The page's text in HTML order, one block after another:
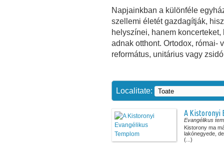
Napjainkban a különféle
szellemi életét gazdagítják,
helyszínei, hanem
adnak otthont. Ortodox, római-
református, unitárius vagy
Localitate:
A Kistoronyi
Evangélikus
Kistorony ma
lakónegyede,
(...)